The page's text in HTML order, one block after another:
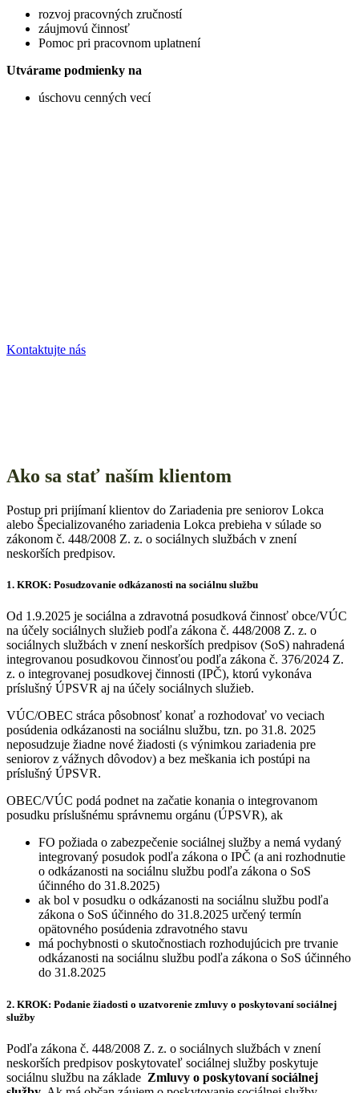
rozvoj pracovných zručností
záujmovú činnosť
Pomoc pri pracovnom uplatnení
Utvárame podmienky na
úschovu cenných vecí
Kontaktujte nás
Ako sa stať naším klientom
Postup pri prijímaní klientov do Zariadenia pre seniorov Lokca
alebo Špecializovaného zariadenia Lokca prebieha v súlade so
zákonom č. 448/2008 Z. z. o sociálnych službách v znení
neskorších predpisov.
1. KROK: Posudzovanie odkázanosti na sociálnu službu
Od 1.9.2025 je sociálna a zdravotná posudková činnosť obce/VÚC
na účely sociálnych služieb podľa zákona č. 448/2008 Z. z. o
sociálnych službách v znení neskorších predpisov (SoS) nahradená
integrovanou posudkovou činnosťou podľa zákona č. 376/2024 Z.
z. o integrovanej posudkovej činnosti (IPČ), ktorú vykonáva
príslušný ÚPSVR aj na účely sociálnych služieb.
VÚC/OBEC stráca pôsobnosť konať a rozhodovať vo veciach
posúdenia odkázanosti na sociálnu službu, tzn. po 31.8. 2025
neposudzuje žiadne nové žiadosti (s výnimkou zariadenia pre
seniorov z vážnych dôvodov) a bez meškania ich postúpi na
príslušný ÚPSVR.
OBEC/VÚC podá podnet na začatie konania o integrovanom
posudku príslušnému správnemu orgánu (ÚPSVR), ak
FO požiada o zabezpečenie sociálnej služby a nemá vydaný
integrovaný posudok podľa zákona o IPČ (a ani rozhodnutie
o odkázanosti na sociálnu službu podľa zákona o SoS
účinného do 31.8.2025)
ak bol v posudku o odkázanosti na sociálnu službu podľa
zákona o SoS účinného do 31.8.2025 určený termín
opätovného posúdenia zdravotného stavu
má pochybnosti o skutočnostiach rozhodujúcich pre trvanie
odkázanosti na sociálnu službu podľa zákona o SoS účinného
do 31.8.2025
2. KROK: Podanie žiadosti o uzatvorenie zmluvy o poskytovaní sociálnej
služby
Podľa zákona č. 448/2008 Z. z. o sociálnych službách v znení
neskorších predpisov poskytovateľ sociálnej služby poskytuje
sociálnu službu na základe Zmluvy o poskytovaní sociálnej